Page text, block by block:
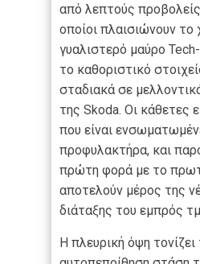
από λεπτούς
οποίοι πλαισιώνουν το
γυαλιστερό μαύρο
το καθοριστικό
σταδιακά σε
της Skoda. Οι κάθετες
που είναι
προφυλακτήρα, και
πρώτη φορά με το
αποτελούν μέρος της
διάταξης του εμπρός
Η πλευρική όψη